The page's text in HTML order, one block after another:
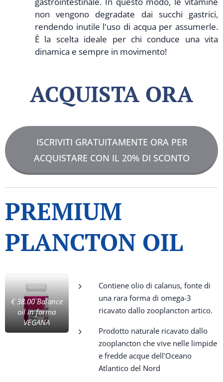
non vengono degradate dai succhi gastrici,
rendendo inutile l'uso di acqua per assumerle.
È la scelta ideale per chi conduce una vita
dinamica e sempre in movimento!
ACQUISTA ORA
ISCRIVITI GRATUITAMENTE ORA PER
ACQUISTARE CON IL 20% DI SCONTO
PREMIUM
PLANCTON OIL
€ 38.00 Balance
oil in forma
VEGANA
Contiene olio di calanus, fonte di
una rara forma di omega-3
ricavato dallo zooplancton artico.
Prodotto naturale ricavato dallo
zooplancton che vive nelle limpide
e fredde acque dell'Oceano
Atlantico del Nord